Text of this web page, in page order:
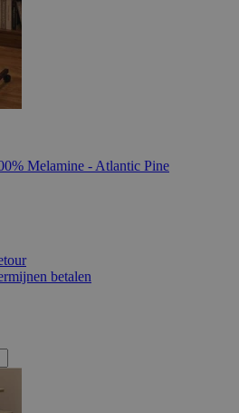
Melamine - Atlantic Pine
betalen